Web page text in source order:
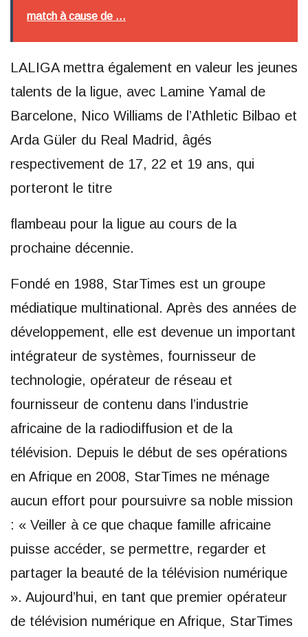
match à cause de ...
LALIGA mettra également en valeur les jeunes
talents de la ligue, avec Lamine Yamal de
Barcelone, Nico Williams de l’Athletic Bilbao et
Arda Güler du Real Madrid, âgés
respectivement de 17, 22 et 19 ans, qui
porteront le titre
flambeau pour la ligue au cours de la
prochaine décennie.
Fondé en 1988, StarTimes est un groupe
médiatique multinational. Après des années de
développement, elle est devenue un important
intégrateur de systèmes, fournisseur de
technologie, opérateur de réseau et
fournisseur de contenu dans l’industrie
africaine de la radiodiffusion et de la
télévision. Depuis le début de ses opérations
en Afrique en 2008, StarTimes ne ménage
aucun effort pour poursuivre sa noble mission
: « Veiller à ce que chaque famille africaine
puisse accéder, se permettre, regarder et
partager la beauté de la télévision numérique
». Aujourd’hui, en tant que premier opérateur
de télévision numérique en Afrique, StarTimes